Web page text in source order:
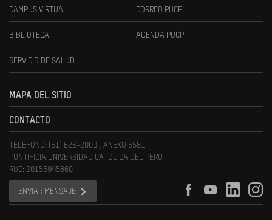
CAMPUS VIRTUAL CORREO PUCP
BIBLIOTECA AGENDA PUCP
SERVICIO DE SALUD
MAPA DEL SITIO
CONTACTO
TELÉFONO: (51) 626-2000 , ANEXO 5581
PONTIFICIA UNIVERSIDAD CATOLICA DEL PERU
RUC: 20155945860
ENVIAR MENSAJE